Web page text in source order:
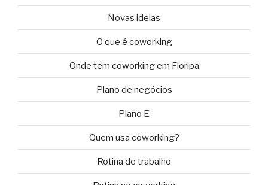
Novas ideias
O que é coworking
Onde tem coworking em Floripa
Plano de negócios
Plano E
Quem usa coworking?
Rotina de trabalho